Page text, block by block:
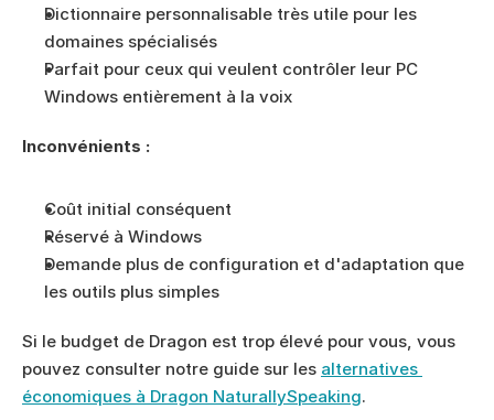
Dictionnaire personnalisable très utile pour les
domaines spécialisés
Parfait pour ceux qui veulent contrôler leur PC
Windows entièrement à la voix
Inconvénients :
Coût initial conséquent
Réservé à Windows
Demande plus de configuration et d'adaptation que
les outils plus simples
Si le budget de Dragon est trop élevé pour vous, vous
pouvez consulter notre guide sur les alternatives
économiques à Dragon NaturallySpeaking.